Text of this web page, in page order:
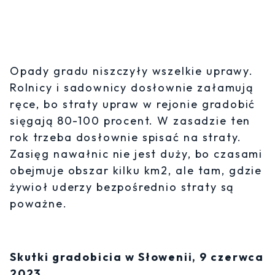
Opady gradu niszczyły wszelkie uprawy.
Rolnicy i sadownicy dosłownie załamują
ręce, bo straty upraw w rejonie gradobić
sięgają 80-100 procent. W zasadzie ten
rok trzeba dosłownie spisać na straty.
Zasięg nawałnic nie jest duży, bo czasami
obejmuje obszar kilku km2, ale tam, gdzie
żywioł uderzy bezpośrednio straty są
poważne.
Skutki gradobicia w Słowenii, 9 czerwca